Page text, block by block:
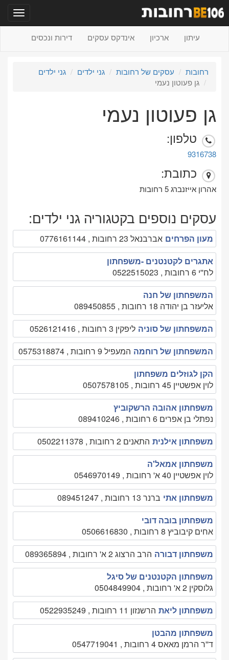
עיתון ארכיון אינדקס עסקים דירות ונכסים
רחובות עסקים של רחובות גני ילדים
גני ילדים
גן פעוטון נעמי
גן פעוטון נעמי
טלפון:
9316738
כתובת:
אהרון אייזנברג 5 רחובות
עסקים נוספים בקטגוריה גני ילדים:
מעון הפרחים אברבנאל 23 רחובות , 0776161144
אתגרים לקטנטנים -משפחתון
לח''י 6 רחובות , 0522515023
המשפחתון של חנה
אליעזר בן יהודה 18 רחובות , 089450855
המשפחתון של סוניה ליפקין 3 רחובות , 0526121416
המשפחתון של רוחמה המעפיל 9 רחובות , 0575318874
הקן לגוזלים משפחתון
לוין אפשטיין 45 רחובות , 0507578105
משפחתון אהובה הרשקוביץ
נפתלי בן אפרים 6 רחובות , 089410246
משפחתון אילנית התאנים 2 רחובות , 0502211378
משפחתון אמאל'ה
לוין אפשטיין 40 א' רחובות , 0546970149
משפחתון אתי ברנר 13 רחובות , 089451247
משפחתון בובה דובי
אחים קיבוביץ 8 רחובות , 0506616830
משפחתון דבורה הרב הרצוג 2 א' רחובות , 089365894
משפחתון הקטנטנים של סיגל
גלוסקין 2 א' רחובות , 0504849904
משפחתון ליאת הרשנזון 11 רחובות , 0522935249
משפחתון מהבטן
ד''ר הרמן מאאס 4 רחובות , 0547719041